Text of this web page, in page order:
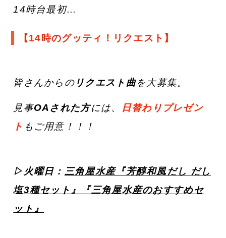
14時台最初…
【14時のグッティ！リクエスト】
皆さんからの リクエスト曲を大募集。
見事OAされた方には、
日替わりプレゼン
ト もご用意！！！
▷火曜日： 三角屋水産『芳醇和風だし だし
塩3種セット』『三角屋水産のおすすめセ
ット』